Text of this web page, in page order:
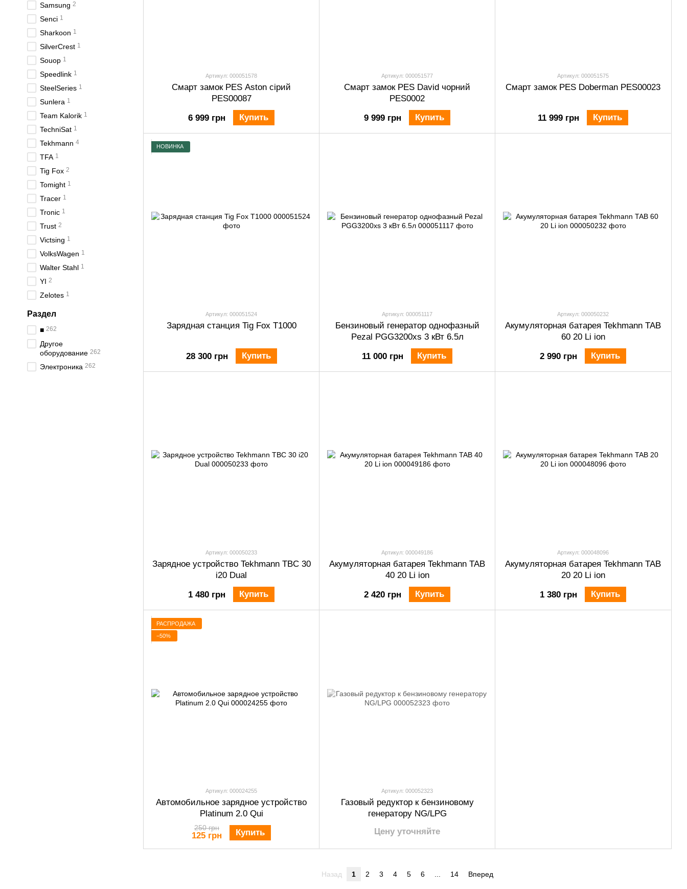
Артикул: 000051578
Смарт замок PES Aston сірий
PES00087
6 999 грн Купить
Артикул: 000051577
Смарт замок PES David чорний
PES0002
9 999 грн Купить
Артикул: 000051575
Смарт замок PES Doberman PES00023
11 999 грн Купить
НОВИНКА
Артикул: 000051524
Зарядная станция Tig Fox T1000
28 300 грн Купить
Артикул: 000051117
Бензиновый генератор однофазный
Pezal PGG3200xs 3 кВт 6.5л
11 000 грн Купить
Артикул: 000050232
Акумуляторная батарея Tekhmann TAB
60 20 Li ion
2 990 грн Купить
Артикул: 000050233
Зарядное устройство Tekhmann TBC 30
i20 Dual
1 480 грн Купить
Артикул: 000049186
Акумуляторная батарея Tekhmann TAB
40 20 Li ion
2 420 грн Купить
Артикул: 000048096
Акумуляторная батарея Tekhmann TAB
20 20 Li ion
1 380 грн Купить
РАСПРОДАЖА
−50%
Артикул: 000024255
Автомобильное зарядное устройство
Platinum 2.0 Qui
250 грн
125 грн Купить
Артикул: 000052323
Газовый редуктор к бензиновому
генератору NG/LPG
Цену уточняйте
Назад 1 2 3 4 5 6 ... 14 Вперед
Samsung 2
Senci 1
Sharkoon 1
SilverCrest 1
Souop 1
Speedlink 1
SteelSeries 1
Sunlera 1
Team Kalorik 1
TechniSat 1
Tekhmann 4
TFA 1
Tig Fox 2
Tomight 1
Tracer 1
Tronic 1
Trust 2
Victsing 1
VolksWagen 1
Walter Stahl 1
YI 2
Zelotes 1
Раздел
■ 262
Другое
оборудование 262
Электроника 262